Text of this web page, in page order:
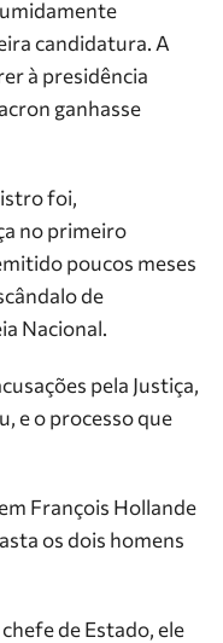
candidatura. A
à presidência
ganhasse
foi,
no primeiro
poucos meses
de
Nacional.
pela Justiça,
e o processo que
François Hollande
os dois homens
de Estado, ele